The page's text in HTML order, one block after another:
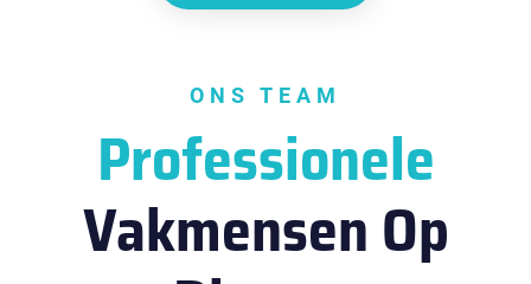
ONS TEAM
Professionele
Vakmensen Op